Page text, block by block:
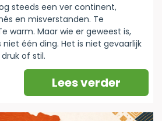
steeds een ver continent,
en misverstanden. Te
warm. Maar wie er geweest is,
één ding. Het is niet gevaarlijk
of stil.
Lees verder